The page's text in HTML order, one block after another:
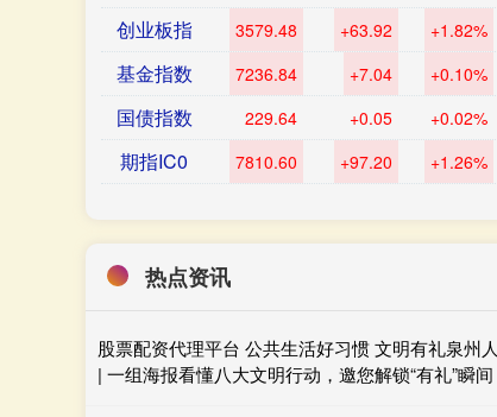
创业板指 3579.48 +63.92 +1.82%
基金指数 7236.84 +7.04 +0.10%
国债指数 229.64 +0.05 +0.02%
期指IC0 7810.60 +97.20 +1.26%
热点资讯
股票配资代理平台 公共生活好习惯 文明有礼泉州人
| 一组海报看懂八大文明行动，邀您解锁“有礼”瞬间